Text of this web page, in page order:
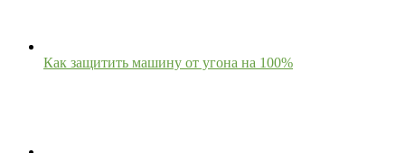
Как защитить машину от угона на 100%